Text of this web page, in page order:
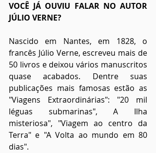
VOCÊ JÁ OUVIU FALAR NO AUTOR
JÚLIO VERNE?
Nascido em Nantes, em 1828, o
francês Júlio Verne, escreveu mais de
50 livros e deixou vários manuscritos
quase acabados. Dentre suas
publicações mais famosas estão as
"Viagens Extraordinárias": "20 mil
léguas submarinas", A Ilha
misteriosa", "Viagem ao centro da
Terra" e "A Volta ao mundo em 80
dias".